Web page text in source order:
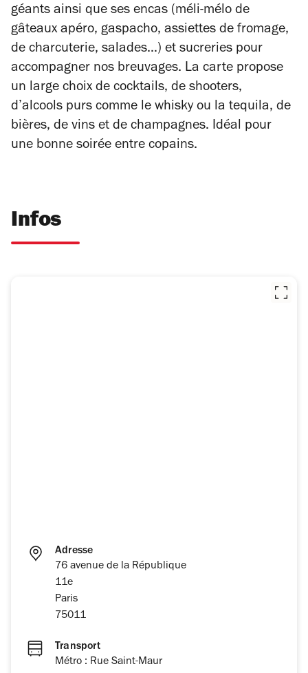
géants ainsi que ses encas (méli-mélo de
gâteaux apéro, gaspacho, assiettes de fromage,
de charcuterie, salades…) et sucreries pour
accompagner nos breuvages. La carte propose
un large choix de cocktails, de shooters,
d’alcools purs comme le whisky ou la tequila, de
bières, de vins et de champagnes. Idéal pour
une bonne soirée entre copains.
Infos
Adresse
76 avenue de la République
11e
Paris
75011
Transport
Métro : Rue Saint-Maur